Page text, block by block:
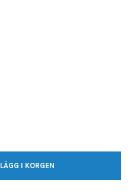
LÄGG I KORGEN